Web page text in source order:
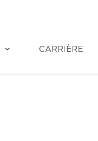
CARRIÈRE